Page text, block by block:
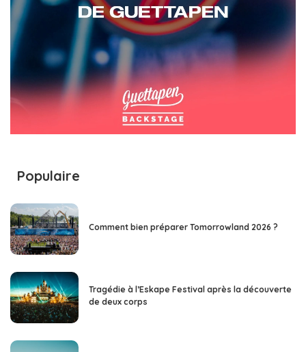
Populaire
Comment bien préparer Tomorrowland 2026 ?
Tragédie à l’Eskape Festival après la découverte
de deux corps